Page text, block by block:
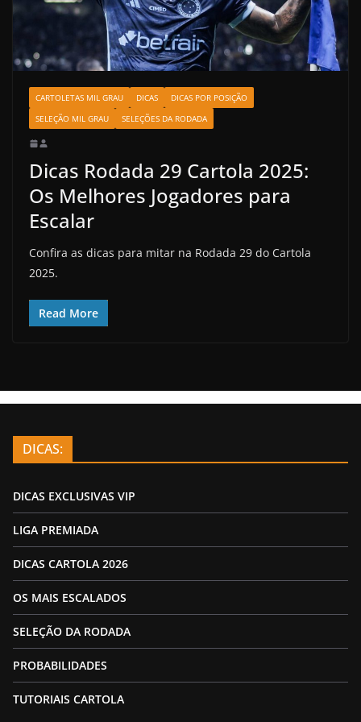
CARTOLETAS MIL GRAU DICAS
DICAS POR POSIÇÃO
SELEÇÃO MIL GRAU
SELEÇÕES DA RODADA
Dicas Rodada 29 Cartola 2025:
Os Melhores Jogadores para
Escalar
Confira as dicas para mitar na Rodada 29 do Cartola
2025.
Read More
DICAS:
DICAS EXCLUSIVAS VIP
LIGA PREMIADA
DICAS CARTOLA 2026
OS MAIS ESCALADOS
SELEÇÃO DA RODADA
PROBABILIDADES
TUTORIAIS CARTOLA